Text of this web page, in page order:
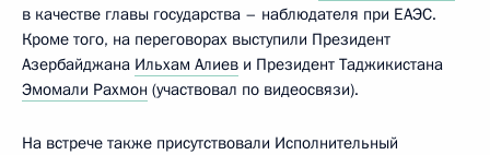
в качестве главы государства – наблюдателя при ЕАЭС.
Кроме того, на переговорах выступили Президент
Азербайджана Ильхам Алиев и Президент Таджикистана
Эмомали Рахмон (участвовал по видеосвязи).
На встрече также присутствовали Исполнительный